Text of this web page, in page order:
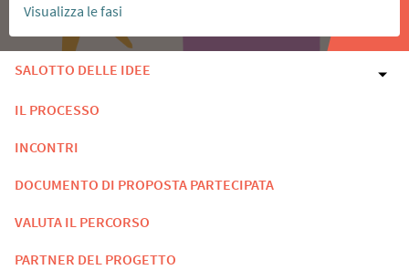
Visualizza le fasi
SALOTTO DELLE IDEE
IL PROCESSO
INCONTRI
DOCUMENTO DI PROPOSTA PARTECIPATA
VALUTA IL PERCORSO
PARTNER DEL PROGETTO